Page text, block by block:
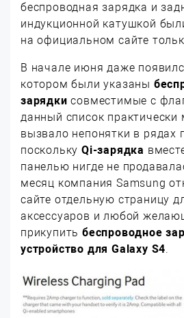
беспроводная зарядка и
индукционной катушкой
на официальном сайте
В начале июня даже
котором были указаны
зарядки совместимые с
данный список
вызвало непонятки в рядах
посколькуQi-зарядка
панелью нигде не
месяц компания Samsung
сайте отдельную страницу
аксессуаров и любой
прикупитьбеспроводное
устройство для Galaxy S4.